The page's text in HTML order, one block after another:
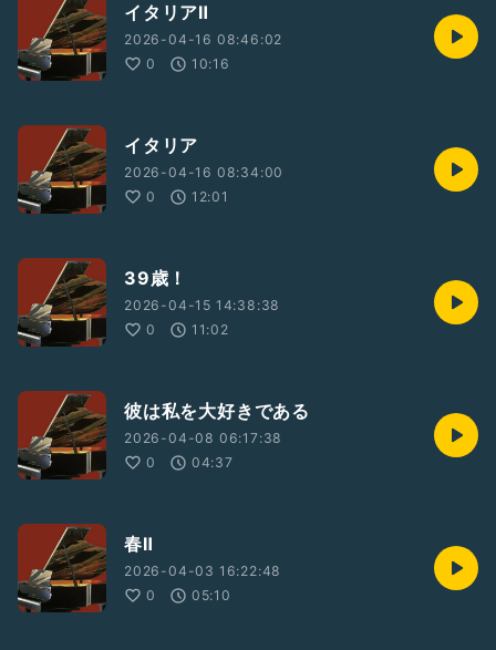
イタリアⅡ
2026-04-16 08:46:02
0
10:16
イタリア
2026-04-16 08:34:00
0
12:01
39歳！
2026-04-15 14:38:38
0
11:02
彼は私を大好きである
2026-04-08 06:17:38
0
04:37
春Ⅱ
2026-04-03 16:22:48
0
05:10